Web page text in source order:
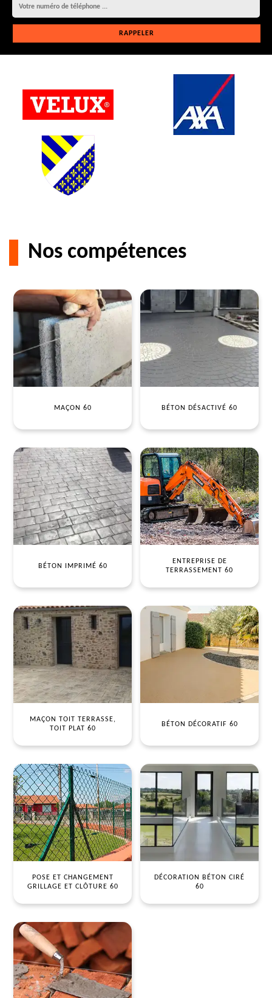
Nos compétences
MAÇON 60 BÉTON DÉSACTIVÉ 60
BÉTON IMPRIMÉ 60
ENTREPRISE DE
TERRASSEMENT 60
MAÇON TOIT TERRASSE,
TOIT PLAT 60
BÉTON DÉCORATIF 60
POSE ET CHANGEMENT
GRILLAGE ET CLÔTURE 60
DÉCORATION BÉTON CIRÉ
60